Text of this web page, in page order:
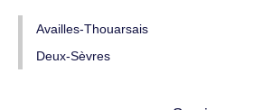
Availles-Thouarsais
Deux-Sèvres